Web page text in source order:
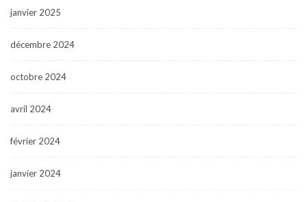
janvier 2025
décembre 2024
octobre 2024
avril 2024
février 2024
janvier 2024